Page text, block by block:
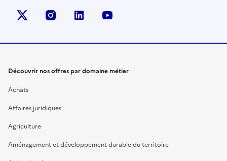
X (anciennement Twitter)
instagramlinkedin
Découvrir nos offres par domaine métier
Achats
Affaires juridiques
Agriculture
Aménagement et développement durable du territoire